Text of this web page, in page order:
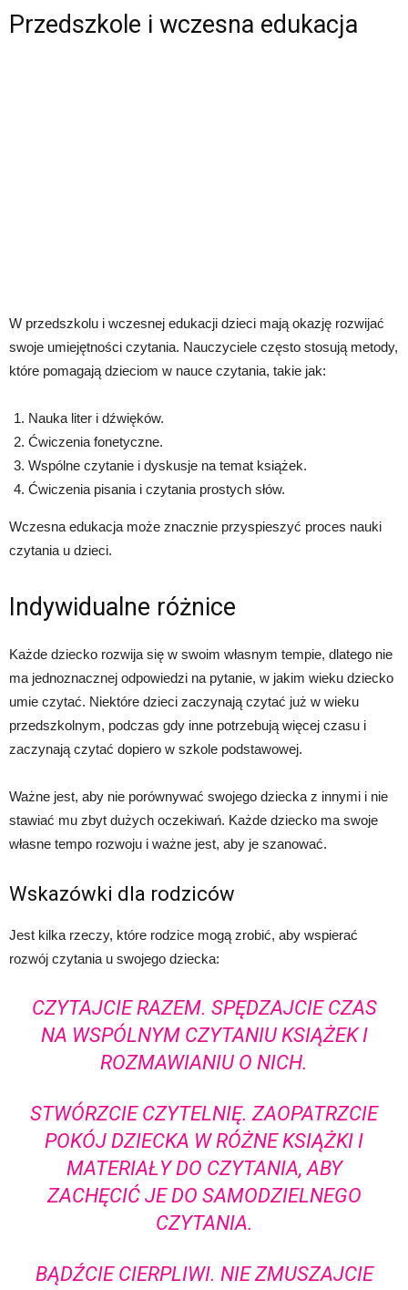
Przedszkole i wczesna edukacja
W przedszkolu i wczesnej edukacji dzieci mają okazję rozwijać
swoje umiejętności czytania. Nauczyciele często stosują metody,
które pomagają dzieciom w nauce czytania, takie jak:
Nauka liter i dźwięków.
Ćwiczenia fonetyczne.
Wspólne czytanie i dyskusje na temat książek.
Ćwiczenia pisania i czytania prostych słów.
Wczesna edukacja może znacznie przyspieszyć proces nauki
czytania u dzieci.
Indywidualne różnice
Każde dziecko rozwija się w swoim własnym tempie, dlatego nie
ma jednoznacznej odpowiedzi na pytanie, w jakim wieku dziecko
umie czytać. Niektóre dzieci zaczynają czytać już w wieku
przedszkolnym, podczas gdy inne potrzebują więcej czasu i
zaczynają czytać dopiero w szkole podstawowej.
Ważne jest, aby nie porównywać swojego dziecka z innymi i nie
stawiać mu zbyt dużych oczekiwań. Każde dziecko ma swoje
własne tempo rozwoju i ważne jest, aby je szanować.
Wskazówki dla rodziców
Jest kilka rzeczy, które rodzice mogą zrobić, aby wspierać
rozwój czytania u swojego dziecka:
CZYTAJCIE RAZEM. SPĘDZAJCIE CZAS
NA WSPÓLNYM CZYTANIU KSIĄŻEK I
ROZMAWIANIU O NICH.
STWÓRZCIE CZYTELNIĘ. ZAOPATRZCIE
POKÓJ DZIECKA W RÓŻNE KSIĄŻKI I
MATERIAŁY DO CZYTANIA, ABY
ZACHĘCIĆ JE DO SAMODZIELNEGO
CZYTANIA.
BĄDŹCIE CIERPLIWI. NIE ZMUSZAJCIE